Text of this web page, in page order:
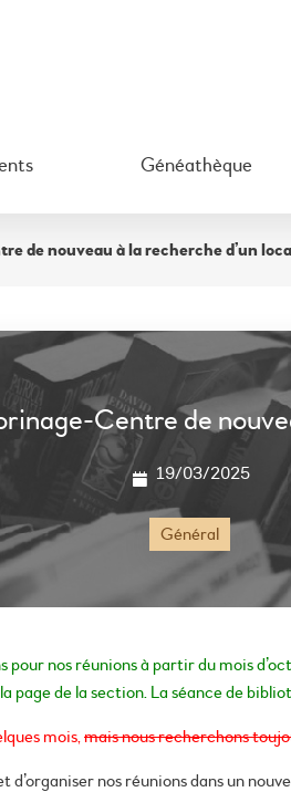
Généathèque
de nouveau à la recherche d’un
Centre de
19/03/2025
Général
pour nos réunions à partir du mois
page de la section. La séance de
mois,mais nous recherchons
d’organiser nos réunions dans un